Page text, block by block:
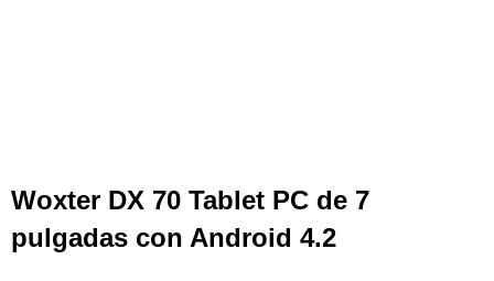
Woxter DX 70 Tablet PC de 7
pulgadas con Android 4.2